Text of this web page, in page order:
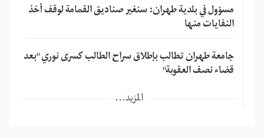
مسؤول في بلدية طهران: سنغير صناديق القمامة لوقف أخذ
النفايات منها
جامعة طهران تطالب بإطلاق سراح الطالب كسرى نوري "بعد
قضاء نصف العقوبة"
المزيد...